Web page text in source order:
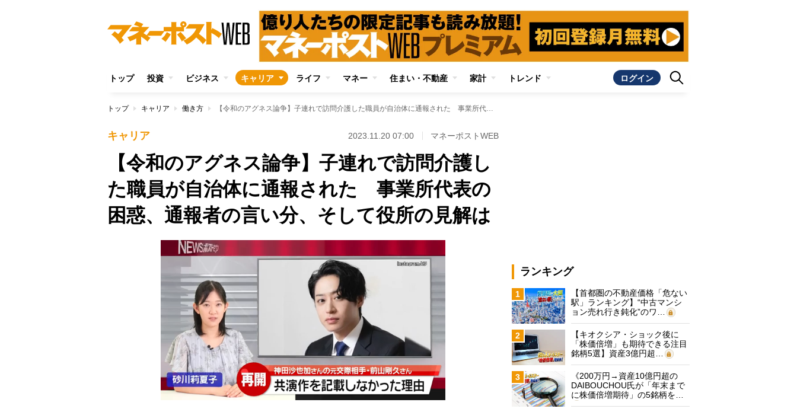
トップ 投資 ビジネス キャリア ライフ マネー 住まい・不動産 家計 トレンド ログイン
トップ キャリア 働き方 【令和のアグネス論争】子連れで訪問介護した職員が自治体に通報された 事業所代表の困惑、通報者の言い分、そして役所の見解は
キャリア 2023.11.20 07:00 マネーポストWEB
【令和のアグネス論争】子連れで訪問介護し
た職員が自治体に通報された 事業所代表の
困惑、通報者の言い分、そして役所の見解は
ランキング
1
【首都圏の不動産価格「危ない
駅」ランキング】“中古マンシ
ョン売れ行き鈍化”のワ…
2
【キオクシア・ショック後に
「株価倍増」も期待できる注目
銘柄5選】資産3億円超…
3
《200万円→資産10億円超の
DAIBOUCHOU氏が「年末まで
に株価倍増期待」の5銘柄を…